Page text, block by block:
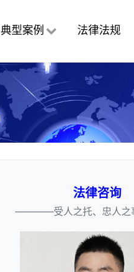
典型案例 法律法规
法律咨询
————受人之托、忠人